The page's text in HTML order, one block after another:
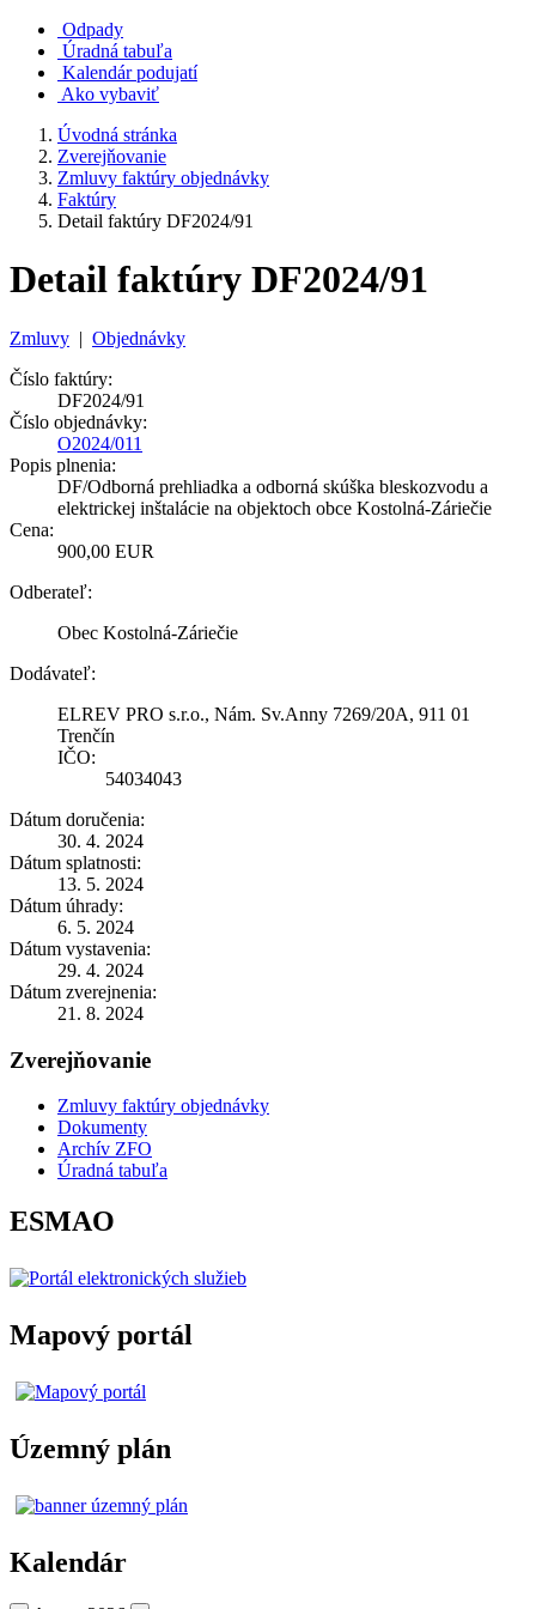
Odpady
Úradná tabuľa
Kalendár podujatí
Ako vybaviť
Úvodná stránka
Zverejňovanie
Zmluvy faktúry objednávky
Faktúry
Detail faktúry DF2024/91
Detail faktúry DF2024/91
Zmluvy | Objednávky
Číslo faktúry:
DF2024/91
Číslo objednávky:
O2024/011
Popis plnenia:
DF/Odborná prehliadka a odborná skúška bleskozvodu a
elektrickej inštalácie na objektoch obce Kostolná-Záriečie
Cena:
900,00 EUR
Odberateľ:
Obec Kostolná-Záriečie
Dodávateľ:
ELREV PRO s.r.o., Nám. Sv.Anny 7269/20A, 911 01
Trenčín
IČO:
54034043
Dátum doručenia:
30. 4. 2024
Dátum splatnosti:
13. 5. 2024
Dátum úhrady:
6. 5. 2024
Dátum vystavenia:
29. 4. 2024
Dátum zverejnenia:
21. 8. 2024
Zverejňovanie
Zmluvy faktúry objednávky
Dokumenty
Archív ZFO
Úradná tabuľa
ESMAO
Mapový portál
Územný plán
Kalendár